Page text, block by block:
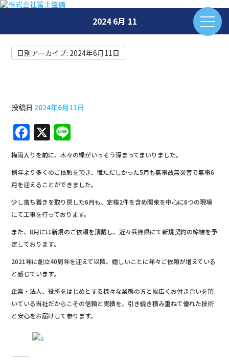
2024 6月 11
日別アーカイブ: 2024年6月11日
投稿日 2024年6月11日
F
a
c
e
b
o
o
k
X
n
e
梅雨入りを前に、木々の緑がいっそう深まってまいりました。
例年より多くのご依頼を頂き、慌ただしかった5月も無事故無災害で無事6
月を迎えることができました。
少し落ち着きを取り戻した6月も、定検2件を含め関東を中心に6つの現場
にて工事を行っております。
また、8月には新規のご依頼を頂戴し、近々兵庫県にて新規契約の締結を予
定しております。
2021年に創立40周年を迎えて以降、嬉しいことに年々ご依頼が増えている
と感じています。
企業・法人、役所をはじめとする様々な業態の方と幅広くお付き合いを頂
いている当社だからこその信頼と実績を、引き続き積み重ねて優れた技術
と安心をお届けして参ります。
―――――――――――――